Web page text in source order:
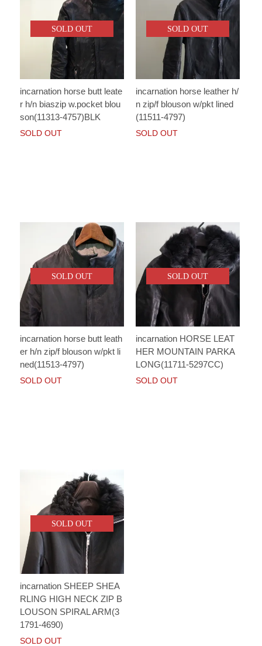
SOLD OUT
incarnation horse butt leate
r h/n biaszip w.pocket blou
son(11313-4757)BLK
SOLD OUT
SOLD OUT
incarnation horse leather h/
n zip/f blouson w/pkt lined
(11511-4797)
SOLD OUT
SOLD OUT
incarnation horse butt leath
er h/n zip/f blouson w/pkt li
ned(11513-4797)
SOLD OUT
SOLD OUT
incarnation HORSE LEAT
HER MOUNTAIN PARKA
LONG(11711-5297CC)
SOLD OUT
SOLD OUT
incarnation SHEEP SHEA
RLING HIGH NECK ZIP B
LOUSON SPIRAL ARM(3
1791-4690)
SOLD OUT